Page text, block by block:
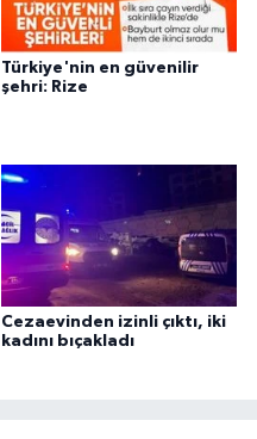
Türkiye'nin en güvenilir
şehri: Rize
Cezaevinden izinli çıktı, iki
kadını bıçakladı